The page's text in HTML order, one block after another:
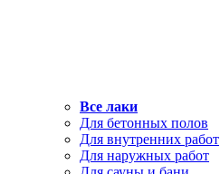
Все лаки
Для бетонных полов
Для внутренних работ
Для наружных работ